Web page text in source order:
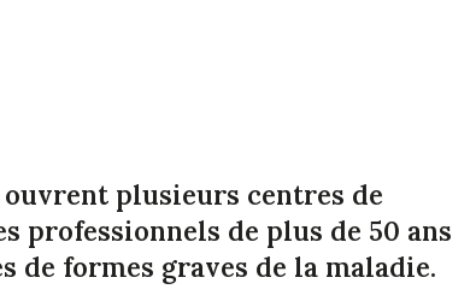
plusieurs centres de
professionnels de plus de 50 ans
de formes graves de la maladie.